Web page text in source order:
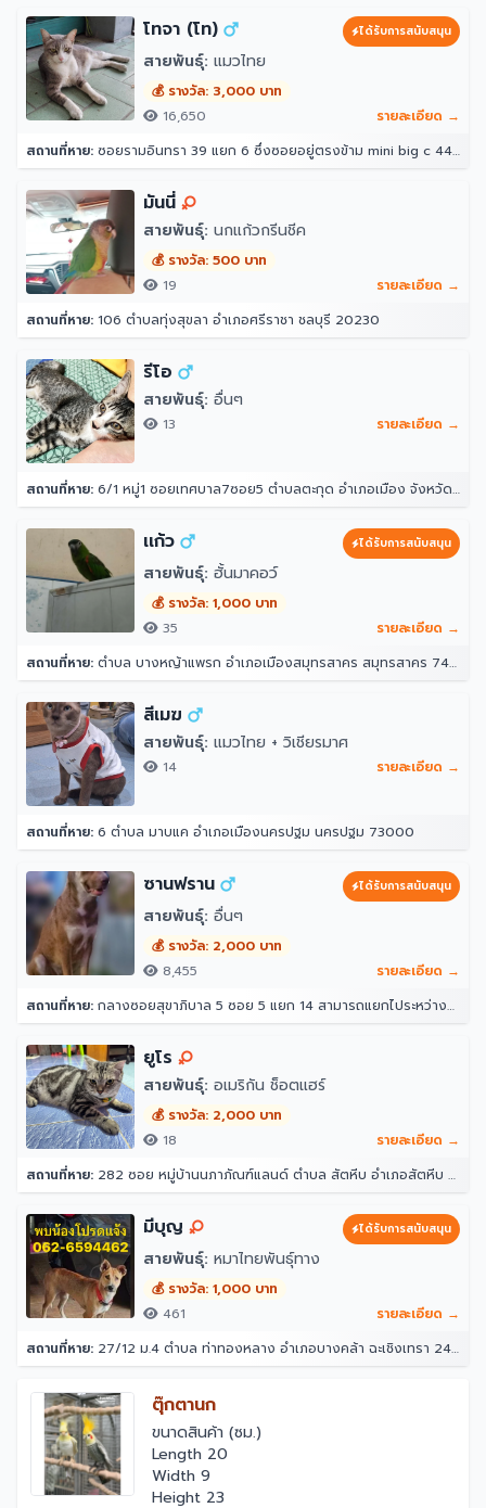
หญ้าสร้างสรรค์บ้านเพาะพันธุ์นกที่วางรังนก
ที่พักอาศัยอุปกรณ์เสริมสำหรับนก
โทจา (โท) ได้รับการสนับสนุน
สายพันธุ์: แมวไทย
💰 รางวัล: 3,000 บาท
16,650
รายละเอียด →
สถานที่หาย: ซอยรามอินทรา 39 แยก 6 ซึ่งซอยอยู่ตรงข้าม mini big c 44/10 ซอย รามอินทรา 39 แยก 6 แขวงอนุสาวรีย์ เขตบางเขน กรุงเทพมหานคร 10220 ประเทศไทย
มันนี่
สายพันธุ์: นกแก้วกรีนชีค
💰 รางวัล: 500 บาท
19
รายละเอียด →
สถานที่หาย: 106 ตำบลทุ่งสุขลา อำเภอศรีราชา ชลบุรี 20230
รีโอ
สายพันธุ์: อื่นๆ
13 รายละเอียด →
สถานที่หาย: 6/1 หมู่1 ซอยเทศบาล7ซอย5 ตำบลตะกุด อำเภอเมือง จังหวัดสระบุรี
เเก้ว ได้รับการสนับสนุน
สายพันธุ์: ฮั้นมาคอว์
💰 รางวัล: 1,000 บาท
35
รายละเอียด →
สถานที่หาย: ตำบล บางหญ้าแพรก อำเภอเมืองสมุทรสาคร สมุทรสาคร 74000
สีเมฆ
สายพันธุ์: แมวไทย + วิเชียรมาศ
14 รายละเอียด →
สถานที่หาย: 6 ตำบล มาบแค อำเภอเมืองนครปฐม นครปฐม 73000
ซานฟราน ได้รับการสนับสนุน
สายพันธุ์: อื่นๆ
💰 รางวัล: 2,000 บาท
8,455
รายละเอียด →
สถานที่หาย: กลางซอยสุขาภิบาล 5 ซอย 5 แยก 14 สามารถแยกไประหว่างซอย 12 กับ 16 ได้ หน้าปากซอยแยก 14 เป็นร้านขายวัสดุ ตรงข้ามแยก 16 เป็นซอยที่มีร้านอาหาร หมาเยอะเป็นฝูง 10 กว่าตัว(อาศัยอยู่ในป่า ไม่ดุ) 33 สุขาภิบาล 5 ซอย 5 แยก 14 แขวง ท่าแร้ง เขตบางเขน กรุงเทพมหานคร 10220 ประเทศไทย
ยูโร
สายพันธุ์: อเมริกัน ช็อตแฮร์
💰 รางวัล: 2,000 บาท
18
รายละเอียด →
สถานที่หาย: 282 ซอย หมู่บ้านนภาภัณฑ์แลนด์ ตำบล สัตหีบ อำเภอสัตหีบ ชลบุรี 20180
มีบุญ ได้รับการสนับสนุน
สายพันธุ์: หมาไทยพันธุ์ทาง
💰 รางวัล: 1,000 บาท
461
รายละเอียด →
สถานที่หาย: 27/12 ม.4 ตำบล ท่าทองหลาง อำเภอบางคล้า ฉะเชิงเทรา 24110
ตุ๊กตานก
ขนาดสินค้า (ซม.)
Length 20
Width 9
Height 23